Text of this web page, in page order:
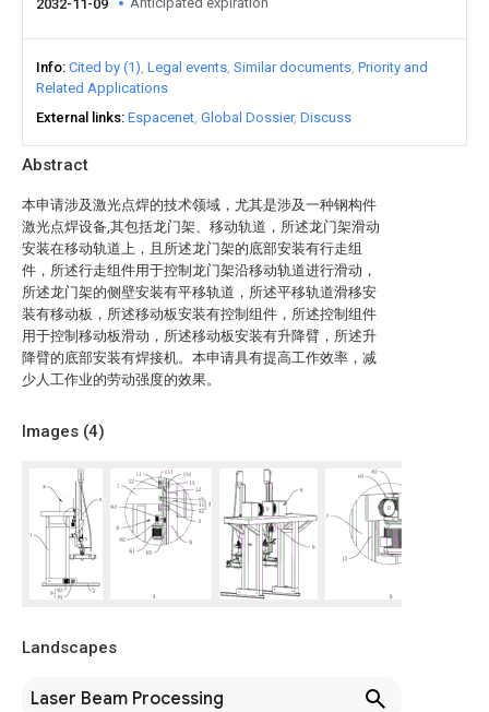
Abstract
本申请涉及激光点焊的技术领域，尤其是涉及一种钢构件
激光点焊设备,其包括龙门架、移动轨道，所述龙门架滑动
安装在移动轨道上，且所述龙门架的底部安装有行走组
件，所述行走组件用于控制龙门架沿移动轨道进行滑动，
所述龙门架的侧壁安装有平移轨道，所述平移轨道滑移安
装有移动板，所述移动板安装有控制组件，所述控制组件
用于控制移动板滑动，所述移动板安装有升降臂，所述升
降臂的底部安装有焊接机。本申请具有提高工作效率，减
少人工作业的劳动强度的效果。
Images (4)
Landscapes
Laser Beam Processing
2032-11-09
Info Cited by (1) Legal events Similar documents Priority and
Related Applications
External links Espacenet Global Dossier Discuss